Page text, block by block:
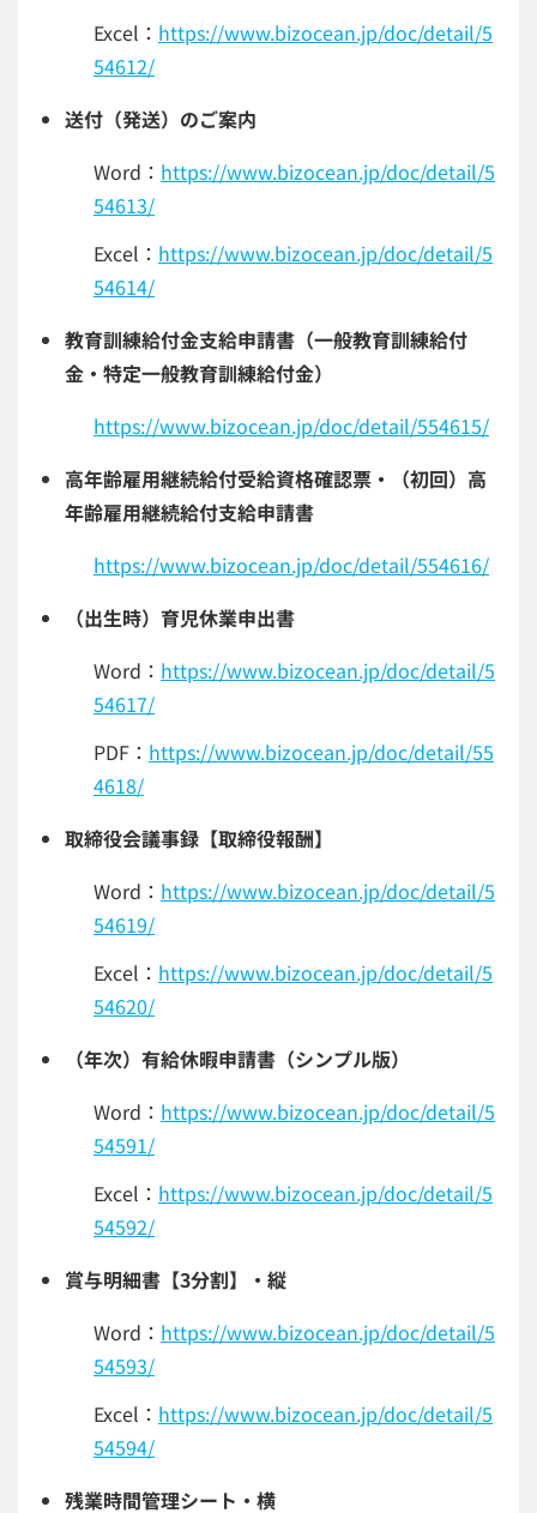
Excel： https://www.bizocean.jp/doc/detail/5
54612/
送付（発送）のご案内
Word： https://www.bizocean.jp/doc/detail/5
54613/
Excel： https://www.bizocean.jp/doc/detail/5
54614/
教育訓練給付金支給申請書（一般教育訓練給付
金・特定一般教育訓練給付金）
https://www.bizocean.jp/doc/detail/554615/
高年齢雇用継続給付受給資格確認票・（初回）高
年齢雇用継続給付支給申請書
https://www.bizocean.jp/doc/detail/554616/
（出生時）育児休業申出書
Word： https://www.bizocean.jp/doc/detail/5
54617/
PDF： https://www.bizocean.jp/doc/detail/55
4618/
取締役会議事録【取締役報酬】
Word： https://www.bizocean.jp/doc/detail/5
54619/
Excel： https://www.bizocean.jp/doc/detail/5
54620/
（年次）有給休暇申請書（シンプル版）
Word： https://www.bizocean.jp/doc/detail/5
54591/
Excel： https://www.bizocean.jp/doc/detail/5
54592/
賞与明細書【3分割】・縦
Word： https://www.bizocean.jp/doc/detail/5
54593/
Excel： https://www.bizocean.jp/doc/detail/5
54594/
残業時間管理シート・横